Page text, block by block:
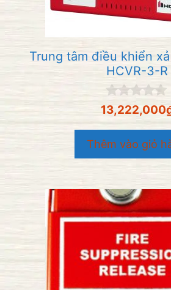
Trung tâm điều khiển
HCVR-3-R
0
n
g
o
à
i
13,222,000
Thêm vào giỏ